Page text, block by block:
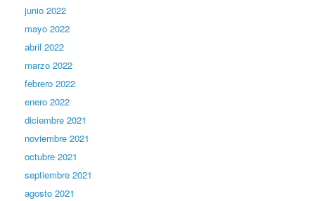
junio 2022
mayo 2022
abril 2022
marzo 2022
febrero 2022
enero 2022
diciembre 2021
noviembre 2021
octubre 2021
septiembre 2021
agosto 2021